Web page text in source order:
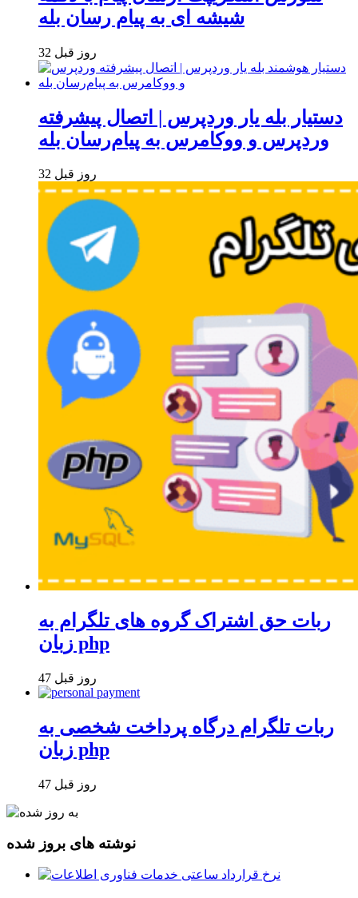
شیشه ای به پیام رسان بله
32 روز قبل
دستیار بله یار وردپرس | اتصال پیشرفته
وردپرس و ووکامرس به پیام‌رسان بله
32 روز قبل
ربات حق اشتراک گروه های تلگرام به
زبان php
47 روز قبل
ربات تلگرام درگاه پرداخت شخصی به
زبان php
47 روز قبل
نوشته های بروز شده